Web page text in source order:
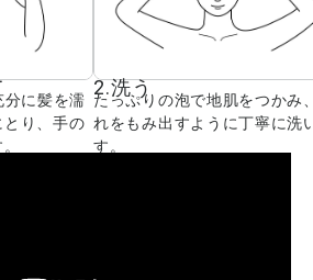
に髪を濡
とり、手の
2.洗う
たっぷりの泡で地肌をつかみ
れをもみ出すように丁寧に洗
す。